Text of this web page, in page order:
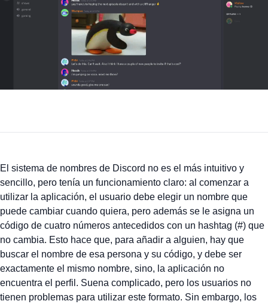
El sistema de nombres de Discord no es el más intuitivo y
sencillo, pero tenía un funcionamiento claro: al comenzar a
utilizar la aplicación, el usuario debe elegir un nombre que
puede cambiar cuando quiera, pero además se le asigna un
código de cuatro números antecedidos con un hashtag (#) que
no cambia. Esto hace que, para añadir a alguien, hay que
buscar el nombre de esa persona y su código, y debe ser
exactamente el mismo nombre, sino, la aplicación no
encuentra el perfil. Suena complicado, pero los usuarios no
tienen problemas para utilizar este formato. Sin embargo, los